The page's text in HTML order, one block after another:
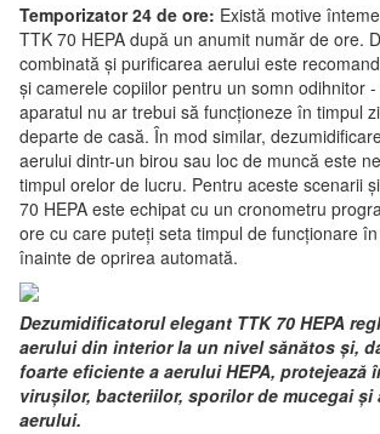
Temporizator 24 de ore: Există motive
TTK 70 HEPA după un anumit număr de ore.
combinată și purificarea aerului este
și camerele copiilor pentru un somn odihnitor
aparatul nu ar trebui să funcționeze în timpul
departe de casă. În mod similar,
aerului dintr-un birou sau loc de muncă este
timpul orelor de lucru. Pentru aceste scenarii
70 HEPA este echipat cu un cronometru
ore cu care puteți seta timpul de funcționare
înainte de oprirea automată.
Dezumidificatorul elegant TTK 70 HEPA
aerului din interior la un nivel sănătos și,
foarte eficiente a aerului HEPA, protejează
virușilor, bacteriilor, sporilor de mucegai
aerului.